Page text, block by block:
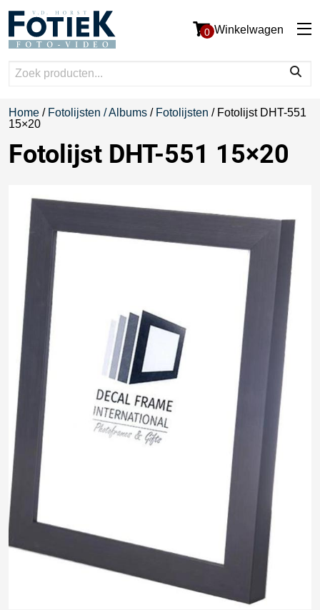
0 Winkelwagen
Home / Fotolijsten / Albums / Fotolijsten / Fotolijst DHT-551
15×20
Fotolijst DHT-551 15×20